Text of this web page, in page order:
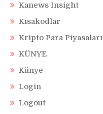
Kanews Insight
Kısakodlar
Kripto Para Piyasaları
KÜNYE
Künye
Login
Logout